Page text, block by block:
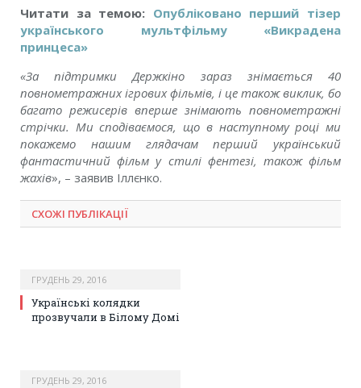
Читати за темою: Опубліковано перший тізер
українського мультфільму «Викрадена
принцеса»
«За підтримки Держкіно зараз знімається 40
повнометражних ігрових фільмів, і це також виклик, бо
багато режисерів вперше знімають повнометражні
стрічки. Ми сподіваємося, що в наступному році ми
покажемо нашим глядачам перший український
фантастичний фільм у стилі фентезі, також фільм
жахів», – заявив Іллєнко.
СХОЖІ ПУБЛІКАЦІЇ
ГРУДЕНЬ 29, 2016
Українські колядки
прозвучали в Білому Домі
ГРУДЕНЬ 29, 2016